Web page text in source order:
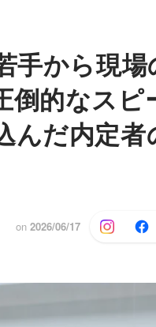
手から現
倒的なスピ
んだ内定者
on 2026/06/17